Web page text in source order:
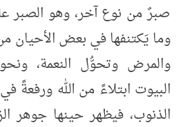
صبرٌ من نوع آخر، وهو الصبر
وما يَكتنفها في بعض الأحيان
والمرض وتحوُّل النعمة،
البيوت ابتلاءً من الله ورفعةً
الذنوب، فيظهر حينها جوهر